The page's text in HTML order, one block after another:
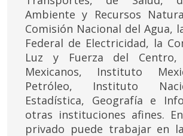
Ambiente y Recursos
Comisión Nacional del Agua,
Federal de Electricidad, la
Luz y Fuerza del Centro,
Mexicanos, Instituto
Petróleo, Instituto
Estadística, Geografía e
otras instituciones afines.
privado puede trabajar en